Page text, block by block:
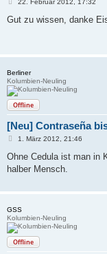
i
Gut zu wissen, danke
Berliner
Kolumbien-Neuling
Offline
[Neu] Contraseña
B
i
r
1. März 2012, 21:46
Ohne Cedula ist man in
halber Mensch.
GSS
Kolumbien-Neuling
Offline